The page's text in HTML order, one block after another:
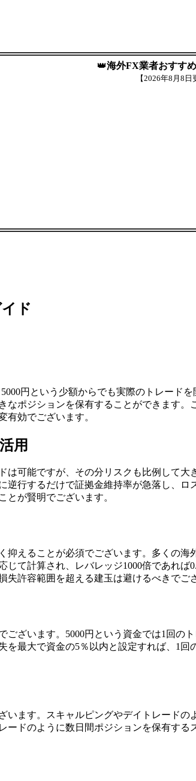
👑海外FX業者おすす
【2026年8月8日
ド
円という少額からでも実際のトレード
なポジションを保有することができます
有効でございます。
用
は可能ですが、その分リスクも比例して
逆行するだけで証拠金維持率が急落し、
とが賢明でございます。
抑えることが必須でございます。多くの
て計算され、レバレッジ1000倍であれ
許容範囲を超える建玉は避けるべきでご
ざいます。5000円という資金では1回
を最大で資金の5％以内と設定すれば、1
います。スキャルピングやデイトレード
ードのように数日間ポジションを保有す